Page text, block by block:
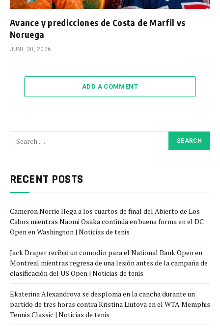
Avance y predicciones de Costa de Marfil vs
Noruega
JUNE 30, 2026
ADD A COMMENT
RECENT POSTS
Cameron Norrie llega a los cuartos de final del Abierto de Los
Cabos mientras Naomi Osaka continúa en buena forma en el DC
Open en Washington | Noticias de tenis
Jack Draper recibió un comodín para el National Bank Open en
Montreal mientras regresa de una lesión antes de la campaña de
clasificación del US Open | Noticias de tenis
Ekaterina Alexandrova se desploma en la cancha durante un
partido de tres horas contra Kristina Liutova en el WTA Memphis
Tennis Classic | Noticias de tenis